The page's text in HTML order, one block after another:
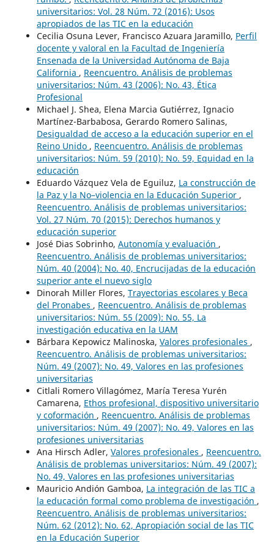
universitarios: Vol. 28 Núm. 72 (2016): Usos
apropiados de las TIC en la educación
Cecilia Osuna Lever, Francisco Azuara Jaramillo, Perfil
docente y valoral en la Facultad de Ingeniería
Ensenada de la Universidad Autónoma de Baja
California , Reencuentro. Análisis de problemas
universitarios: Núm. 43 (2006): No. 43, Ética
Profesional
Michael J. Shea, Elena Marcia Gutiérrez, Ignacio
Martínez-Barbabosa, Gerardo Romero Salinas,
Desigualdad de acceso a la educación superior en el
Reino Unido , Reencuentro. Análisis de problemas
universitarios: Núm. 59 (2010): No. 59, Equidad en la
educación
Eduardo Vázquez Vela de Eguiluz, La construcción de
la Paz y la No–violencia en la Educación Superior ,
Reencuentro. Análisis de problemas universitarios:
Vol. 27 Núm. 70 (2015): Derechos humanos y
educación superior
José Dias Sobrinho, Autonomía y evaluación ,
Reencuentro. Análisis de problemas universitarios:
Núm. 40 (2004): No. 40, Encrucijadas de la educación
superior ante el nuevo siglo
Dinorah Miller Flores, Trayectorias escolares y Beca
del Pronabes , Reencuentro. Análisis de problemas
universitarios: Núm. 55 (2009): No. 55, La
investigación educativa en la UAM
Bárbara Kepowicz Malinoska, Valores profesionales ,
Reencuentro. Análisis de problemas universitarios:
Núm. 49 (2007): No. 49, Valores en las profesiones
universitarias
Citlali Romero Villagómez, María Teresa Yurén
Camarena, Ethos profesional, dispositivo universitario
y coformación , Reencuentro. Análisis de problemas
universitarios: Núm. 49 (2007): No. 49, Valores en las
profesiones universitarias
Ana Hirsch Adler, Valores profesionales , Reencuentro.
Análisis de problemas universitarios: Núm. 49 (2007):
No. 49, Valores en las profesiones universitarias
Mauricio Andión Gamboa, La integración de las TIC a
la educación formal como problema de investigación ,
Reencuentro. Análisis de problemas universitarios:
Núm. 62 (2012): No. 62, Apropiación social de las TIC
en la Educación Superior